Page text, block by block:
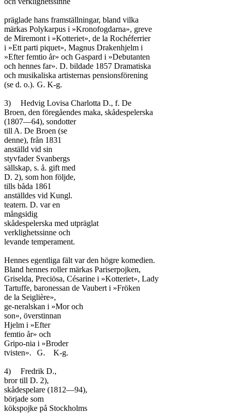
präglade hans framställningar, bland vilka
märkas Polykarpus i »Kronofogdarna», greve
de Miremont i »Kotteriet», de la Rochéferrier
i »Ett parti piquet», Magnus Drakenhjelm i
»Efter femtio år» och Gaspard i »Debutanten
och hennes far». D. bildade 1857 Dramatiska
och musikaliska artisternas pensionsförening
(se d. o.).	G. K-g.
3)	Hedvig Lovisa Charlotta D., f. De
Broen, den föregåendes maka, skådespelerska
(1807—64), sondotter
till A. De Broen (se
denne), från 1831
anställd vid sin
styvfader Svanbergs
sällskap, s. å. gift med
D. 2), som hon följde,
tills båda 1861
anställdes vid Kungl.
teatern. D. var en
mångsidig
skådespelerska med utpräglat
verklighetssinne och
levande temperament.
Hennes egentliga fält var den högre komedien.
Bland hennes roller märkas Pariserpojken,
Griselda, Preciösa, Césarine i »Kotteriet», Lady
Tartuffe, baronessan de Vaubert i »Fröken
de la Seiglière»,
ge-neralskan i »Mor och
son», överstinnan
Hjelm i »Efter
femtio år» och
Gripo-nia i »Broder
tvisten».	G.	K-g.
4)	Fredrik D.,
bror till D. 2),
skådespelare (1812—94),
började som
kökspojke på Stockholms